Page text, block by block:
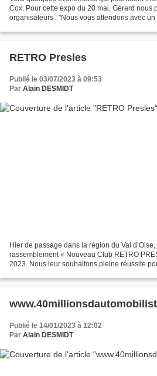
Cox. Pour cette expo du 20 mai, Gérard nous
organisateurs : "Nous vous attendons avec un
RETRO Presles
Publié le 03/07/2023 à 09:53
Par Alain DESMIDT
Hier de passage dans la région du Val
rassemblement « Nouveau Club RETRO
2023. Nous leur souhaitons pleine réussite
Publié le 14/01/2023 à 12:02
Par Alain DESMIDT